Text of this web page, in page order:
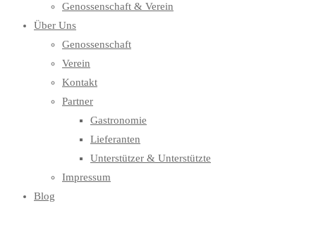
Genossenschaft & Verein
Über Uns
Genossenschaft
Verein
Kontakt
Partner
Gastronomie
Lieferanten
Unterstützer & Unterstützte
Impressum
Blog